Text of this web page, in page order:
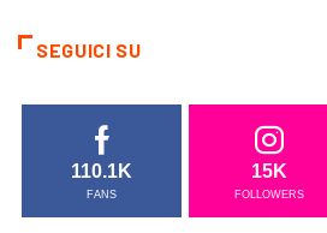
SEGUICI SU
110.1K
FANS
15K
FOLLOWERS